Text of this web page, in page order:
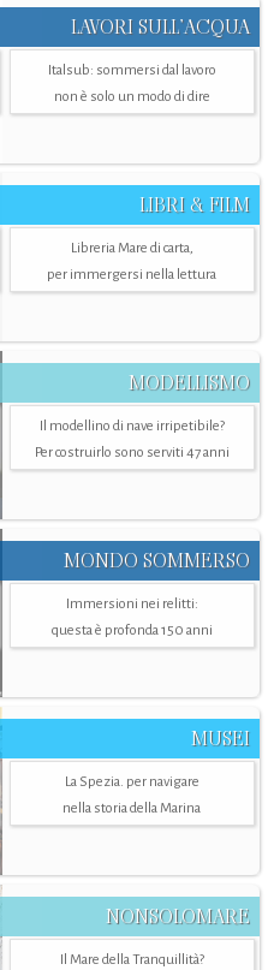
LAVORI SULL’ACQUA
Italsub: sommersi dal lavoro
non è solo un modo di dire
LIBRI & FILM
Libreria Mare di carta,
per immergersi nella lettura
MODELLISMO
Il modellino di nave irripetibile?
Per costruirlo sono serviti 47 anni
MONDO SOMMERSO
Immersioni nei relitti:
questa è profonda 150 anni
MUSEI
La Spezia. per navigare
nella storia della Marina
NONSOLOMARE
Il Mare della Tranquillità?